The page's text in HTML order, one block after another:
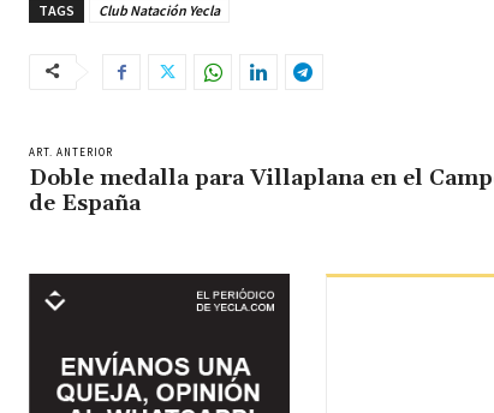
TAGS Club Natación Yecla
ART. ANTERIOR
Doble medalla para Villaplana en el
de España